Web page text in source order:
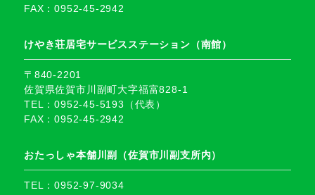
FAX：0952-45-2942
けやき荘居宅サービスステーション（南館）
〒840-2201
佐賀県佐賀市川副町大字福富828-1
TEL：0952-45-5193（代表）
FAX：0952-45-2942
おたっしゃ本舗川副（佐賀市川副支所内）
TEL：0952-97-9034